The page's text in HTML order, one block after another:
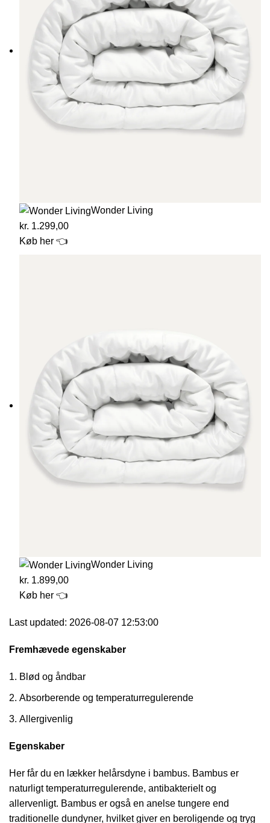
Wonder Living
kr. 1.299,00
Køb her 👈
Wonder Living
kr. 1.899,00
Køb her 👈
Last updated: 2026-08-07 12:53:00
Fremhævede egenskaber
Blød og åndbar
Absorberende og temperaturregulerende
Allergivenlig
Egenskaber
Her får du en lækker helårsdyne i bambus. Bambus er
naturligt temperaturregulerende, antibakterielt og
allervenligt. Bambus er også en anelse tungere end
traditionelle dundyner, hvilket giver en beroligende og tryg